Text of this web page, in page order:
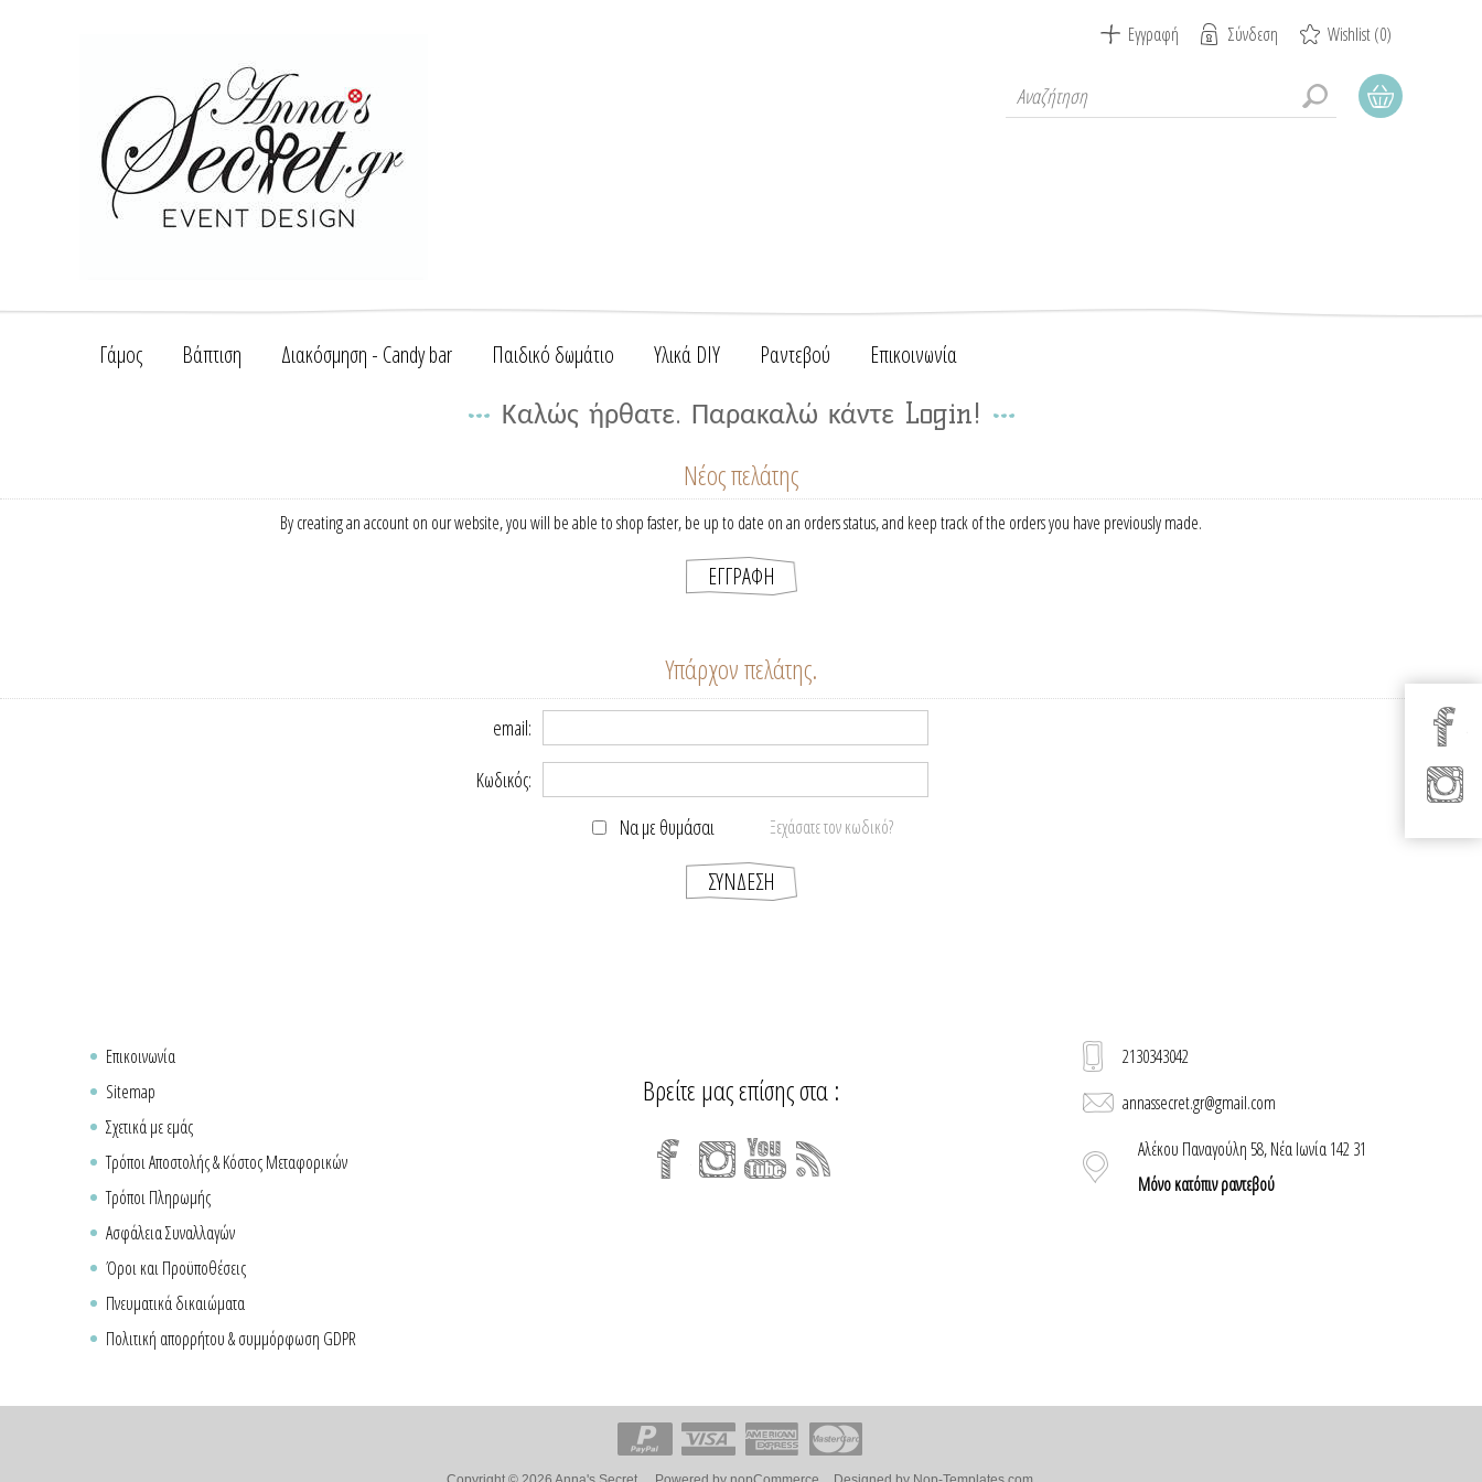
Εγγραφή Σύνδεση Wishlist(0)
Γάμος Βάπτιση Διακόσμηση - Candy bar Παιδικό δωμάτιο Υλικά DIY Ραντεβού Επικοινωνία
Καλώς ήρθατε. Παρακαλώ κάντε Login!
Νέος πελάτης
By creating an account on our website, you will be able to shop faster, be up to date on an orders status, and keep track of the orders you have previously made.
Υπάρχον πελάτης.
email:
Κωδικός:
Να με θυμάσαι
Ξεχάσατε τον κωδικό?
Επικοινωνία
Sitemap
Σχετικά με εμάς
Τρόποι Αποστολής & Κόστος Μεταφορικών
Τρόποι Πληρωμής
Ασφάλεια Συναλλαγών
Όροι και Προϋποθέσεις
Πνευματικά δικαιώματα
Πολιτική απορρήτου & συμμόρφωση GDPR
Βρείτε μας επίσης στα :
2130343042
annassecret.gr@gmail.com
Αλέκου Παναγούλη 58, Νέα Ιωνία 142 31
Μόνο κατόπιν ραντεβού